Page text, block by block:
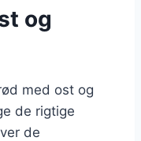
og
med ost og
de rigtige
de